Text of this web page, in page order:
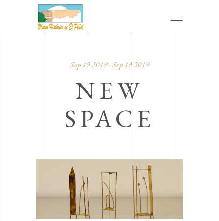
Sep 19 2019 - Sep 19 2019
NEW
SPACE